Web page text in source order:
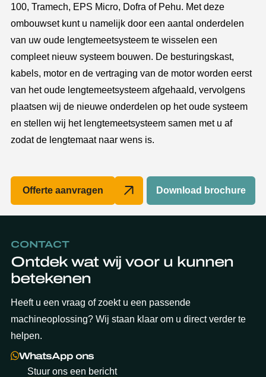
100, Tramech, EPS Micro, Dofra of Pehu. Met deze
ombouwset kunt u namelijk door een aantal onderdelen
van uw oude lengtemeetsysteem te wisselen een
compleet nieuw systeem bouwen. De besturingskast,
kabels, motor en de vertraging van de motor worden eerst
van het oude lengtemeetsysteem afgehaald, vervolgens
plaatsen wij de nieuwe onderdelen op het oude systeem
en stellen wij het lengtemeetsysteem samen met u af
zodat de lengtemaat naar wens is.
Offerte aanvragen Download brochure
CONTACT
Ontdek wat wij voor u kunnen
betekenen
Heeft u een vraag of zoekt u een passende
machineoplossing? Wij staan klaar om u direct verder te
helpen.
WhatsApp ons
Stuur ons een bericht